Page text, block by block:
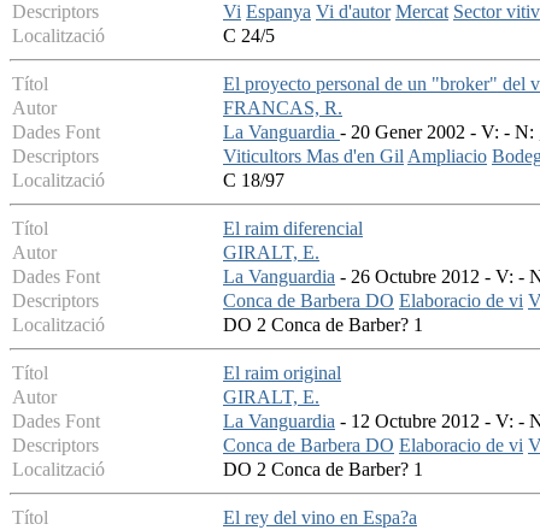
Descriptors
Vi Espanya Vi d'autor Mercat Sector
Localització
C 24/5
Títol
El proyecto personal de un "broker" del
Autor
FRANCAS, R.
Dades Font
La Vanguardia - 20 Gener 2002 - V: - N:
Descriptors
Viticultors Mas d'en GilAmpliacio
Localització
C 18/97
Títol
El raim diferencial
Autor
GIRALT, E.
Dades Font
La Vanguardia - 26 Octubre 2012 - V: -
Descriptors
Conca de Barbera DO Elaboracio de vi
Localització
DO 2 Conca de Barber? 1
Títol
El raim original
Autor
GIRALT, E.
Dades Font
La Vanguardia - 12 Octubre 2012 - V: -
Descriptors
Conca de Barbera DO Elaboracio de vi
Localització
DO 2 Conca de Barber? 1
Títol
El rey del vino en Espa?a